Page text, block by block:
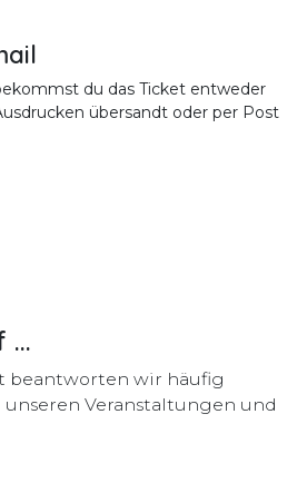
du das Ticket entweder
übersandt oder per Post
...
beantworten wir häufig
Veranstaltungen und